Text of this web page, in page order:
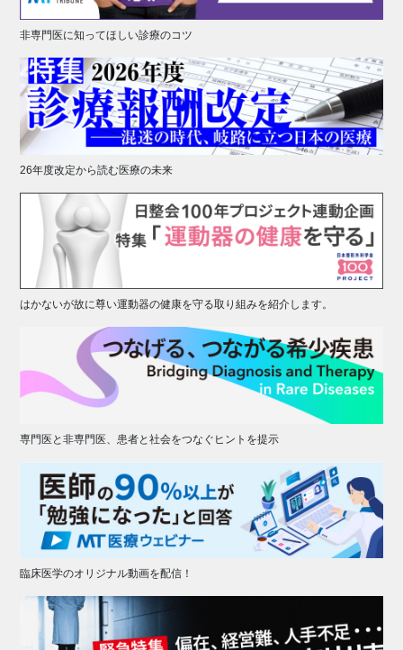
非専門医に知ってほしい診療のコツ
26年度改定から読む医療の未来
はかないが故に尊い運動器の健康を守る取り組みを紹介します。
専門医と非専門医、患者と社会をつなぐヒントを提示
臨床医学のオリジナル動画を配信！